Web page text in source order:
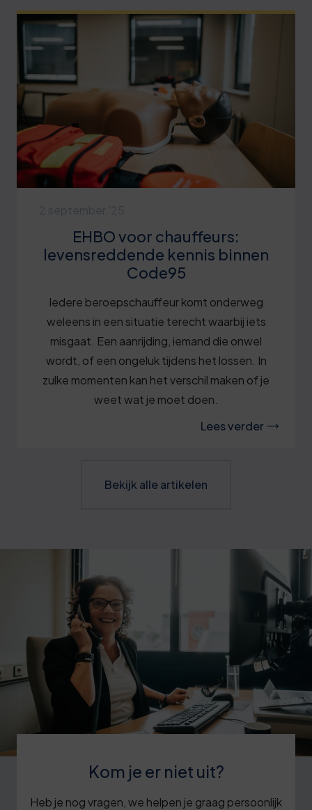
EHBO voor chauffeurs:
levensreddende kennis binnen
Code95
Iedere beroepschauffeur komt onderweg
weleens in een situatie terecht waarbij iets
misgaat. Een aanrijding, iemand die onwel
wordt, of een ongeluk tijdens het lossen. In
zulke momenten kan het verschil maken of je
weet wat je moet doen.
Lees verder
Bekijk alle artikelen
Kom je er niet uit?
Heb je nog vragen, we helpen je graag persoonlijk